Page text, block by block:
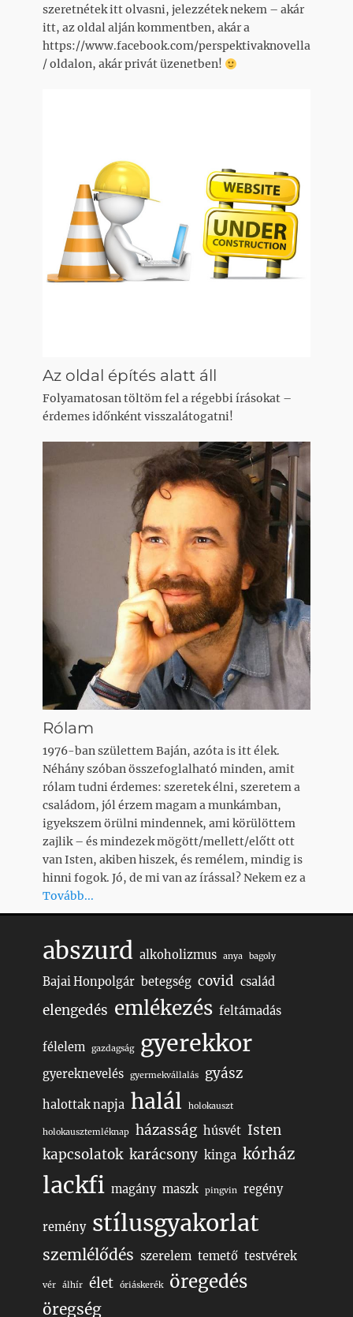
szeretnétek itt olvasni, jelezzétek nekem – akár
itt, az oldal alján kommentben, akár a
https://www.facebook.com/perspektivaknovella
/ oldalon, akár privát üzenetben!
Az oldal építés alatt áll
Folyamatosan töltöm fel a régebbi írásokat –
érdemes időnként visszalátogatni!
Rólam
1976-ban születtem Baján, azóta is itt élek.
Néhány szóban összefoglalható minden, amit
rólam tudni érdemes: szeretek élni, szeretem a
családom, jól érzem magam a munkámban,
igyekszem örülni mindennek, ami körülöttem
zajlik – és mindezek mögött/mellett/előtt ott
van Isten, akiben hiszek, és remélem, mindig is
hinni fogok. Jó, de mi van az írással? Nekem ez a
Tovább...
abszurd alkoholizmus anya bagoly
Bajai Honpolgár betegség covid család
elengedés emlékezés feltámadás
félelem gazdagság gyerekkor
gyereknevelés gyermekvállalás gyász
halottak napja halál holokauszt
holokausztemléknap házasság húsvét Isten
kapcsolatok karácsony kinga kórház
lackfi magány maszk pingvin regény
remény stílusgyakorlat
szemlélődés szerelem temető testvérek
vér álhír élet óriáskerék öregedés
öregség